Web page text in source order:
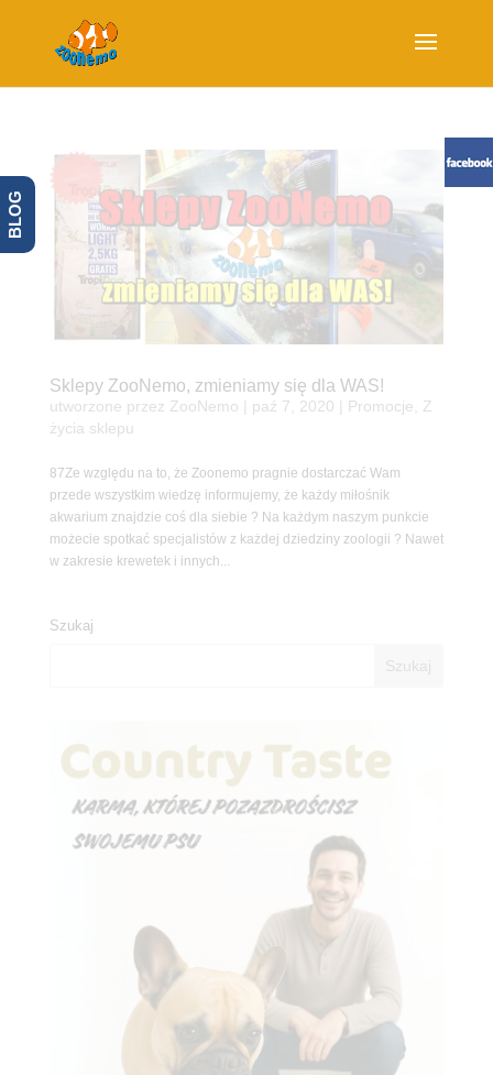
Sklepy ZooNemo, zmieniamy się dla WAS!
utworzone przez ZooNemo paź 7, 2020 Promocje
Z
życia sklepu
87Ze względu na to, że Zoonemo pragnie dostarczać Wam
przede wszystkim wiedzę informujemy, że każdy miłośnik
akwarium znajdzie coś dla siebie ? Na każdym naszym punkcie
możecie spotkać specjalistów z każdej dziedziny zoologii ? Nawet
w zakresie krewetek i innych...
Szukaj
BLOG